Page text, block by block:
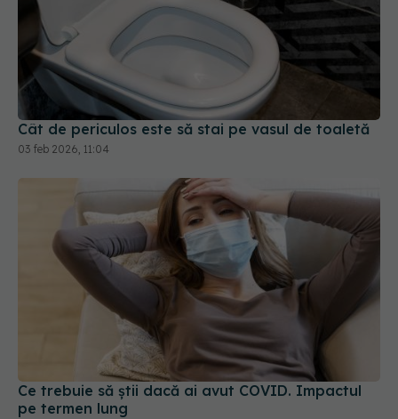
Cât de periculos este să stai pe vasul de toaletă
03 feb 2026, 11:04
Ce trebuie să știi dacă ai avut COVID. Impactul
pe termen lung